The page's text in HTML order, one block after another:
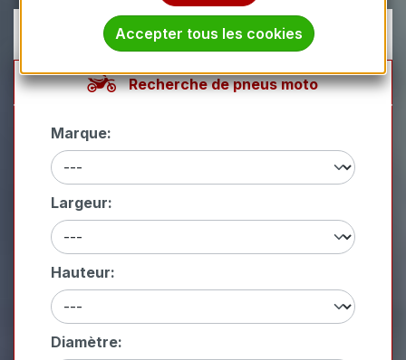
Recherche de pneus moto
Marque:
Largeur:
Hauteur:
Diamètre:
Accepter tous les cookies